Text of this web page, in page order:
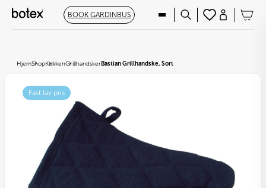
BOOK GARDINBUS
HjemShopKøkkenGrillhandskerBastian Grillhandske, Sort
Fast lav pris